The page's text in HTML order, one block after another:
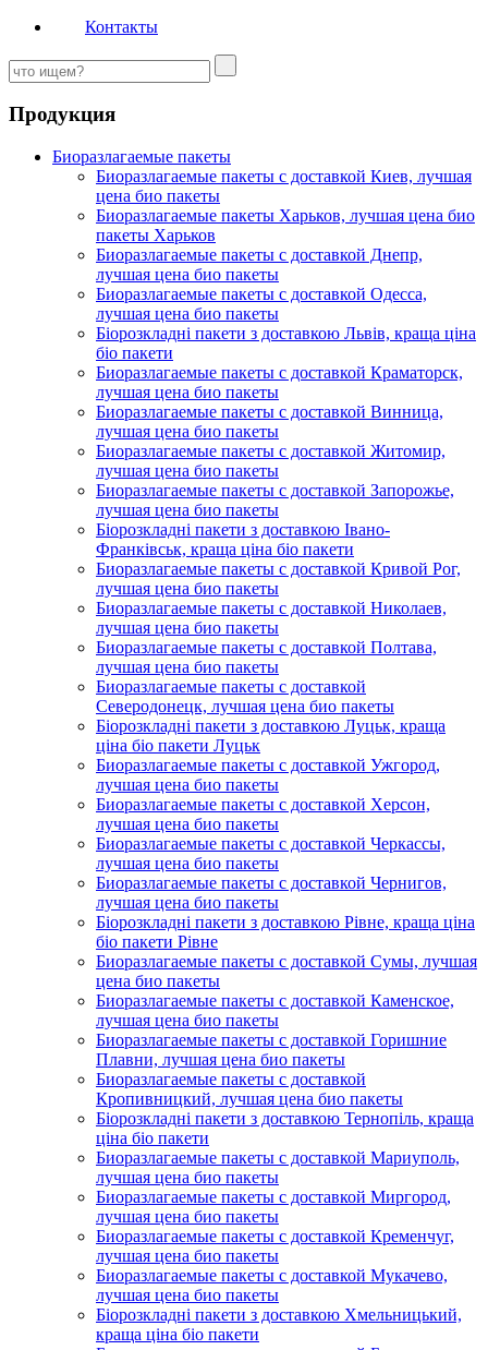
Контакты
Продукция
Биоразлагаемые пакеты
Биоразлагаемые пакеты с доставкой Киев, лучшая
цена био пакеты
Биоразлагаемые пакеты Харьков, лучшая цена био
пакеты Харьков
Биоразлагаемые пакеты с доставкой Днепр,
лучшая цена био пакеты
Биоразлагаемые пакеты с доставкой Одесса,
лучшая цена био пакеты
Біорозкладні пакети з доставкою Львів, краща ціна
біо пакети
Биоразлагаемые пакеты с доставкой Краматорск,
лучшая цена био пакеты
Биоразлагаемые пакеты с доставкой Винница,
лучшая цена био пакеты
Биоразлагаемые пакеты с доставкой Житомир,
лучшая цена био пакеты
Биоразлагаемые пакеты с доставкой Запорожье,
лучшая цена био пакеты
Біорозкладні пакети з доставкою Івано-
Франківськ, краща ціна біо пакети
Биоразлагаемые пакеты с доставкой Кривой Рог,
лучшая цена био пакеты
Биоразлагаемые пакеты с доставкой Николаев,
лучшая цена био пакеты
Биоразлагаемые пакеты с доставкой Полтава,
лучшая цена био пакеты
Биоразлагаемые пакеты с доставкой
Северодонецк, лучшая цена био пакеты
Біорозкладні пакети з доставкою Луцьк, краща
ціна біо пакети Луцьк
Биоразлагаемые пакеты с доставкой Ужгород,
лучшая цена био пакеты
Биоразлагаемые пакеты с доставкой Херсон,
лучшая цена био пакеты
Биоразлагаемые пакеты с доставкой Черкассы,
лучшая цена био пакеты
Биоразлагаемые пакеты с доставкой Чернигов,
лучшая цена био пакеты
Біорозкладні пакети з доставкою Рівне, краща ціна
біо пакети Рівне
Биоразлагаемые пакеты с доставкой Сумы, лучшая
цена био пакеты
Биоразлагаемые пакеты с доставкой Каменское,
лучшая цена био пакеты
Биоразлагаемые пакеты с доставкой Горишние
Плавни, лучшая цена био пакеты
Биоразлагаемые пакеты с доставкой
Кропивницкий, лучшая цена био пакеты
Біорозкладні пакети з доставкою Тернопіль, краща
ціна біо пакети
Биоразлагаемые пакеты с доставкой Мариуполь,
лучшая цена био пакеты
Биоразлагаемые пакеты с доставкой Миргород,
лучшая цена био пакеты
Биоразлагаемые пакеты с доставкой Кременчуг,
лучшая цена био пакеты
Биоразлагаемые пакеты с доставкой Мукачево,
лучшая цена био пакеты
Біорозкладні пакети з доставкою Хмельницький,
краща ціна біо пакети